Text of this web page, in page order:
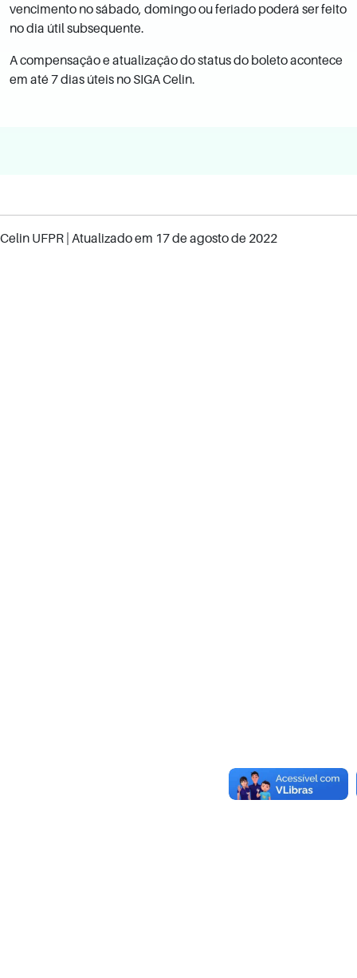
vencimento no sábado, domingo ou feriado poderá ser feito
no dia útil subsequente.
A compensação e atualização do status do boleto acontece
em até 7 dias úteis no SIGA Celin.
Celin UFPR | Atualizado em 17 de agosto de 2022